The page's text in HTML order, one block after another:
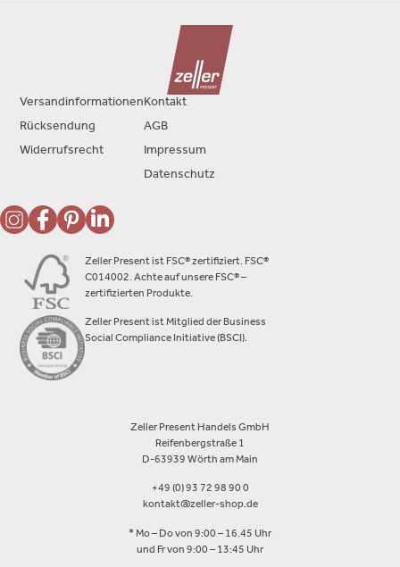
Zeller Present ist FSC® zertifiziert. FSC®
C014002. Achte auf unsere FSC® –
zertifizierten Produkte.
Zeller Present ist Mitglied der Business
Social Compliance Initiative (BSCI).
Zeller Present Handels GmbH
Reifenbergstraße 1
D-63939 Wörth am Main
+49 (0) 93 72 98 90 0
kontakt@zeller-shop.de
* Mo – Do von 9:00 – 16.45 Uhr
und Fr von 9:00 – 13:45 Uhr
Versandinformationen
Rücksendung
Widerrufsrecht
Kontakt
AGB
Impressum
Datenschutz